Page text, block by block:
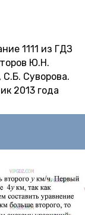
1111 из ГДЗ
Ю.Н.
Суворова.
2013 года